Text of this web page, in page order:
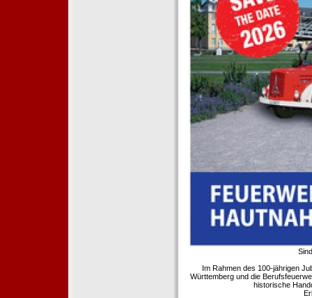
Im Rahmen des 100-jährigen
Württemberg und die
historische